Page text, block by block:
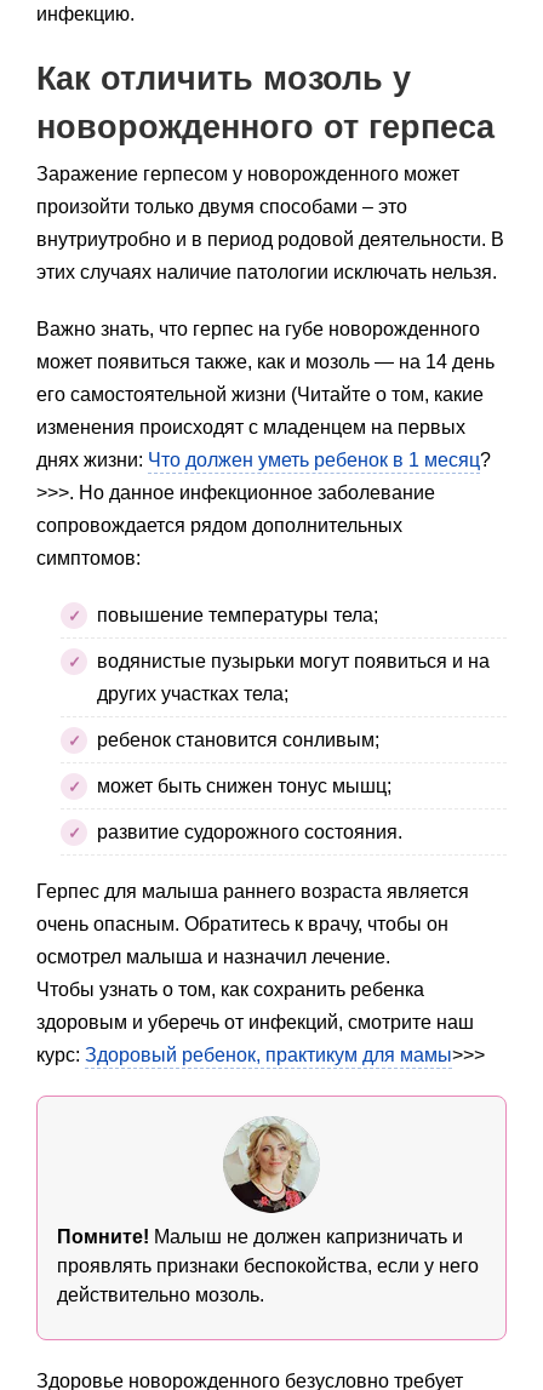
инфекцию.
Как отличить мозоль у
новорожденного от герпеса
Заражение герпесом у новорожденного может
произойти только двумя способами – это
внутриутробно и в период родовой деятельности. В
этих случаях наличие патологии исключать нельзя.
Важно знать, что герпес на губе новорожденного
может появиться также, как и мозоль — на 14 день
его самостоятельной жизни (Читайте о том, какие
изменения происходят с младенцем на первых
днях жизни: Что должен уметь ребенок в 1 месяц?
>>>. Но данное инфекционное заболевание
сопровождается рядом дополнительных
симптомов:
повышение температуры тела;
водянистые пузырьки могут появиться и на
других участках тела;
ребенок становится сонливым;
может быть снижен тонус мышц;
развитие судорожного состояния.
Герпес для малыша раннего возраста является
очень опасным. Обратитесь к врачу, чтобы он
осмотрел малыша и назначил лечение.
Чтобы узнать о том, как сохранить ребенка
здоровым и уберечь от инфекций, смотрите наш
курс: Здоровый ребенок, практикум для мамы>>>
Помните! Малыш не должен капризничать и
проявлять признаки беспокойства, если у него
действительно мозоль.
Здоровье новорожденного безусловно требует